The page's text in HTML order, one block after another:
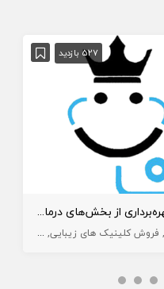
527 بازدید
فرصت ویژه برای سرمایه‌گذاری و بهره‌برداری از بخش‌های درمانگاه
فروش کلینیک های زیبایی سهام